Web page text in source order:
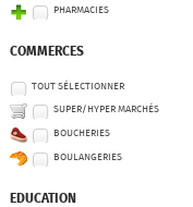
PHARMACIES
COMMERCES
TOUT SÉLECTIONNER
SUPER/HYPER MARCHÉS
BOUCHERIES
BOULANGERIES
EDUCATION